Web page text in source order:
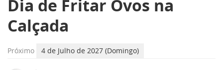
Dia de Fritar Ovos na
Calçada
Próximo 4 de Julho de 2027 (Domingo)